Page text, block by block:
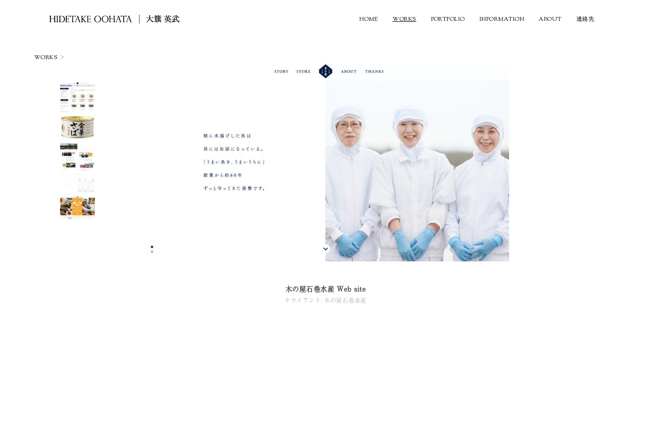
HOME WORKS PORTFOLIO INFORMATION ABOUT 連絡先
WORKS >
木の屋石巻水産 Web site
クライアント: 木の屋石巻水産